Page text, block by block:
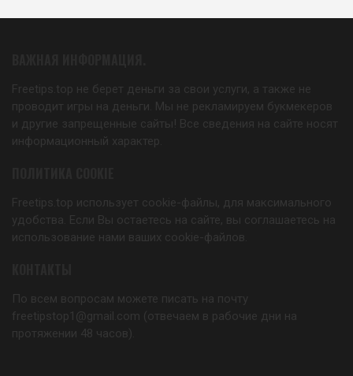
Freetips.top не берет деньги за свои услуги, а также не
проводит игры на деньги. Мы не рекламируем букмекеров
и другие запрещенные сайты! Все сведения на сайте носят
информационный характер.
Freetips.top использует cookie-файлы, для максимального
удобства. Если Вы остаетесь на сайте, вы соглашаетесь на
использование нами ваших cookie-файлов.
По всем вопросам можете писать на почту
freetipstop1@gmail.com (отвечаем в рабочие дни на
протяжении 48 часов).